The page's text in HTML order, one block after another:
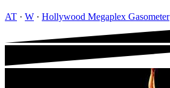
AT · W · Hollywood Megaplex Gasometer